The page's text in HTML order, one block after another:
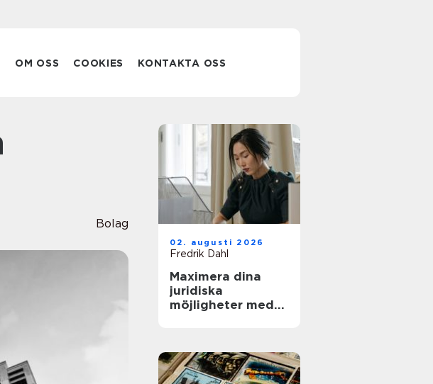
OM OSS COOKIES KONTAKTA OSS
Bolag
02. augusti 2026
Fredrik Dahl
Maximera dina
juridiska
möjligheter med